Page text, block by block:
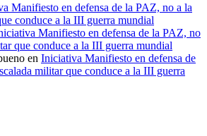
Manifiesto en defensa de la PAZ, no a la
conduce a la III guerra mundial
Manifiesto en defensa de la PAZ, no
que conduce a la III guerra mundial
en Iniciativa Manifiesto en defensa de
militar que conduce a la III guerra